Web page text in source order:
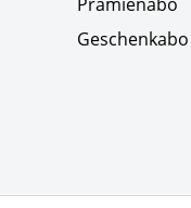
Geschenkabo